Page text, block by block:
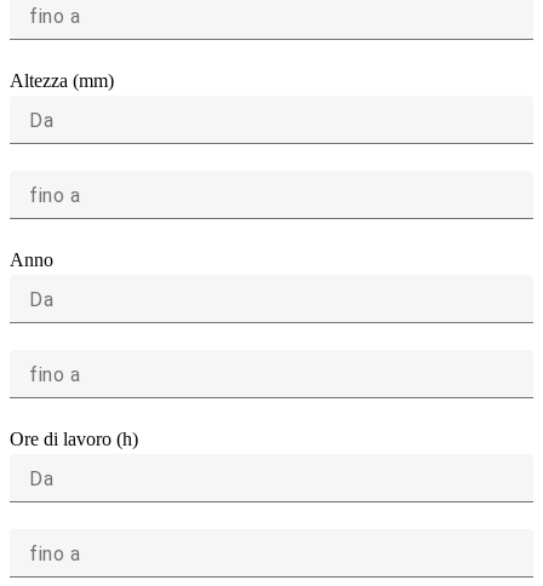
fino a
Altezza (mm)
Da
fino a
Anno
Da
fino a
Ore di lavoro (h)
Da
fino a